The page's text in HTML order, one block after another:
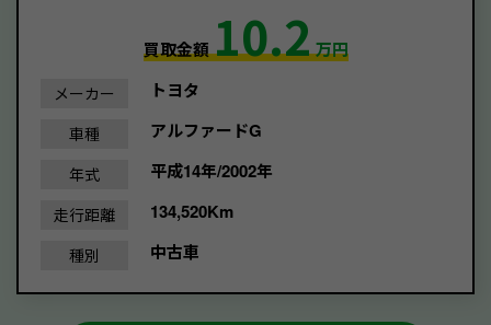
買取金額10.2万円
メーカー トヨタ
車種 アルファードG
年式 平成14年/2002年
走行距離 134,520Km
種別 中古車